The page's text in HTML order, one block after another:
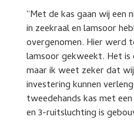
“Met de kas gaan wij een
in zeekraal en lamsoor
overgenomen. Hier werd
lamsoor gekweekt. Het is
maar ik weet zeker dat
investering kunnen
tweedehands kas met
en 3-ruitsluchting is